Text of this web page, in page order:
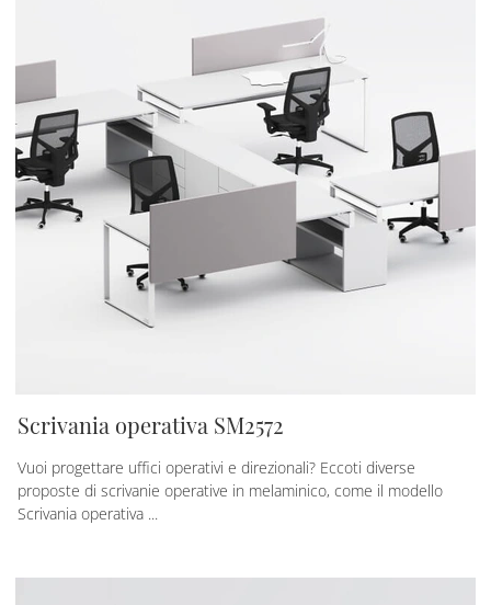
Scrivania operativa SM2572
Vuoi progettare uffici operativi e direzionali? Eccoti diverse
proposte di scrivanie operative in melaminico, come il modello
Scrivania operativa ...